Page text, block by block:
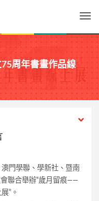
周年書畫作品線
門學聯、學新社、暨南
聯合舉辦“歲月留痕——
”。